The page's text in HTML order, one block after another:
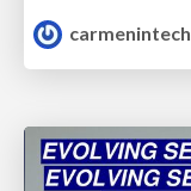
carmenintech